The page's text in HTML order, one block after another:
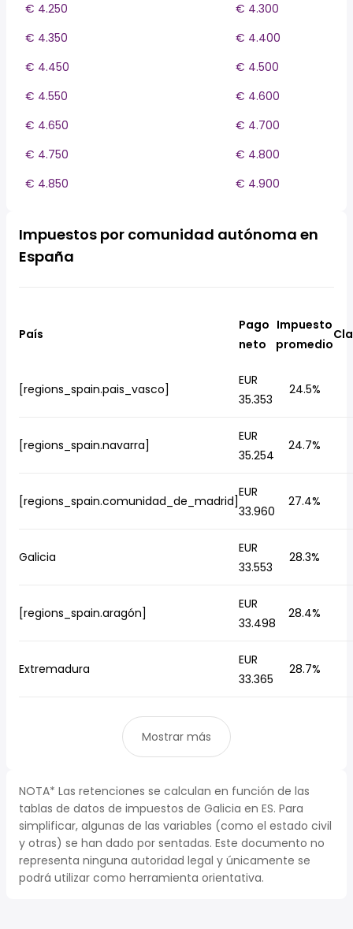
€ 4.250
€ 4.300
€ 4.350
€ 4.400
€ 4.450
€ 4.500
€ 4.550
€ 4.600
€ 4.650
€ 4.700
€ 4.750
€ 4.800
€ 4.850
€ 4.900
Impuestos por comunidad autónoma en
España
País
Pago
neto
Impuesto
promedio
[regions_spain.pais_vasco]
EUR
35.353
24.5%
[regions_spain.navarra]
EUR
35.254
24.7%
[regions_spain.comunidad_de_madrid]
EUR
33.960
27.4%
Galicia
EUR
33.553
28.3%
[regions_spain.aragón]
EUR
33.498
28.4%
Extremadura
EUR
33.365
28.7%
Mostrar más
NOTA* Las retenciones se calculan en función de las
tablas de datos de impuestos de Galicia en ES. Para
simplificar, algunas de las variables (como el estado civil
y otras) se han dado por sentadas. Este documento no
representa ninguna autoridad legal y únicamente se
podrá utilizar como herramienta orientativa.